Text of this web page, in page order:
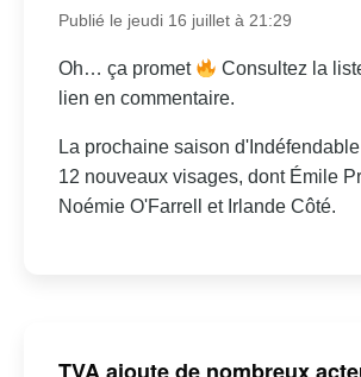
Publié le jeudi 16 juillet à 21:29
Oh… ça promet
Consultez la
lien en commentaire.
La prochaine saison
12 nouveaux visages, dont Émile
Noémie O'Farrell et Irlande Côté.